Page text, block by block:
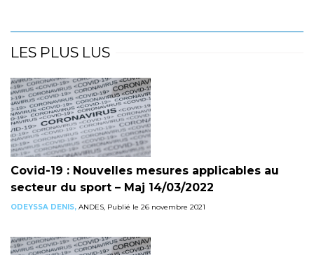
LES PLUS LUS
Covid-19 : Nouvelles mesures applicables au
secteur du sport – Maj 14/03/2022
ODEYSSA DENIS, ANDES, Publié le 26 novembre 2021